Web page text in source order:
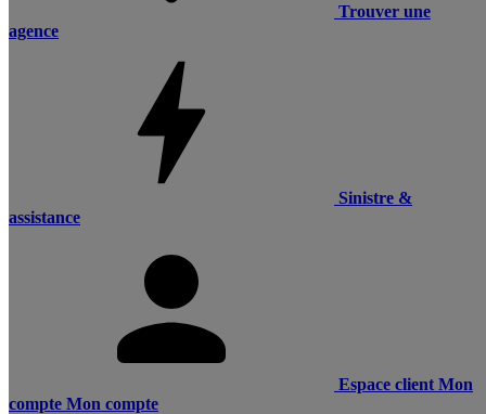
Trouver une
agence
Sinistre &
assistance
Espace client Mon
compte Mon compte